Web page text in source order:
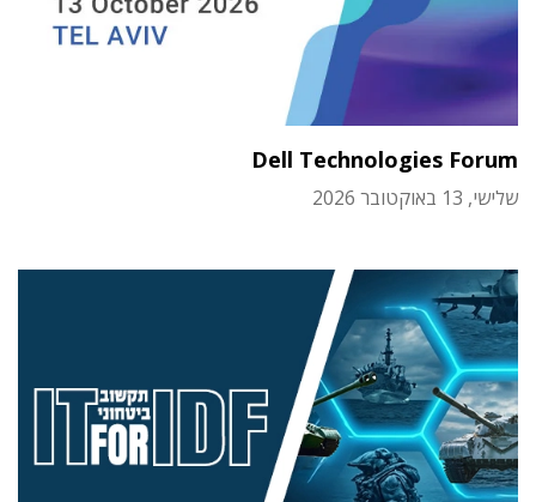
Dell Technologies Forum
שלישי, 13 באוקטובר 2026